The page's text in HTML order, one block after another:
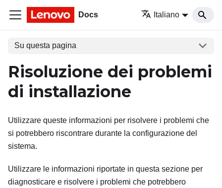
Docs Italiano
Su questa pagina
Risoluzione dei problemi
di installazione
Utilizzare queste informazioni per risolvere i problemi che
si potrebbero riscontrare durante la configurazione del
sistema.
Utilizzare le informazioni riportate in questa sezione per
diagnosticare e risolvere i problemi che potrebbero